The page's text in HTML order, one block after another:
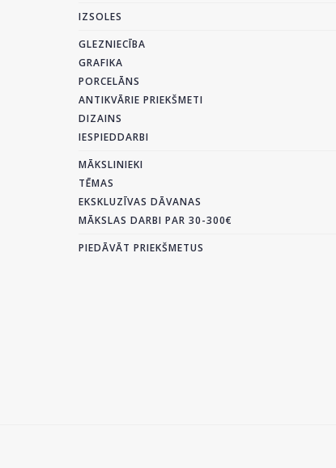
IZSOLES
GLEZNIECĪBA
GRAFIKA
PORCELĀNS
ANTIKVĀRIE PRIEKŠMETI
DIZAINS
IESPIEDDARBI
MĀKSLINIEKI
TĒMAS
EKSKLUZĪVAS DĀVANAS
MĀKSLAS DARBI PAR 30-300€
PIEDĀVĀT PRIEKŠMETUS